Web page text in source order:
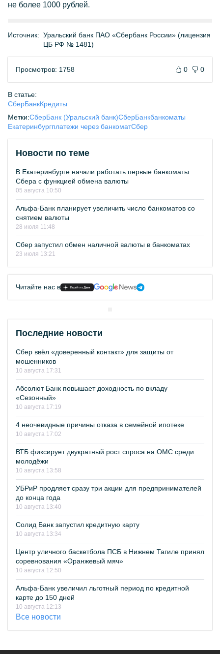
не более 1000 рублей.
Источник: Уральский банк ПАО «Сбербанк России» (лицензия
ЦБ РФ № 1481)
Просмотров: 1758 0 0
В статье:
СберБанкКредиты
Метки:СберБанк (Уральский банк)СберБанкбанкоматы
Екатеринбургплатежи через банкоматСбер
Новости по теме
В Екатеринбурге начали работать первые банкоматы
Сбера с функцией обмена валюты
05 августа 10:50
Альфа-Банк планирует увеличить число банкоматов со
снятием валюты
28 июля 11:48
Сбер запустил обмен наличной валюты в банкоматах
23 июля 13:21
Читайте нас в
Последние новости
Сбер ввёл «доверенный контакт» для защиты от
мошенников
10 августа 17:31
Абсолют Банк повышает доходность по вкладу
«Сезонный»
10 августа 17:19
4 неочевидные причины отказа в семейной ипотеке
10 августа 17:02
ВТБ фиксирует двукратный рост спроса на ОМС среди
молодёжи
10 августа 13:58
УБРиР продляет сразу три акции для предпринимателей
до конца года
10 августа 13:40
Солид Банк запустил кредитную карту
10 августа 13:34
Центр уличного баскетбола ПСБ в Нижнем Тагиле принял
соревнования «Оранжевый мяч»
10 августа 12:50
Альфа-Банк увеличил льготный период по кредитной
карте до 150 дней
10 августа 12:13
Все новости